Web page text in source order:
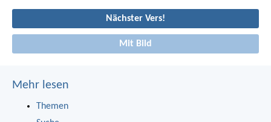
Nächster Vers!
Mit Bild
Mehr lesen
Themen